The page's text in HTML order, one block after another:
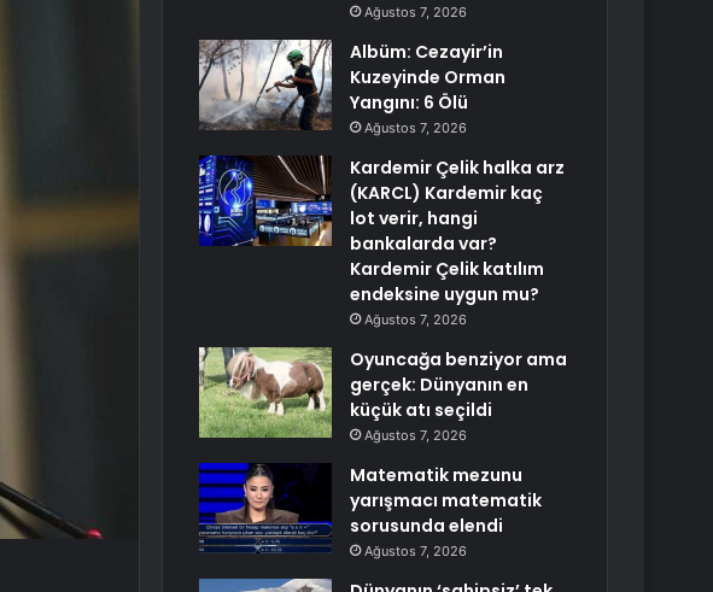
Ağustos 7, 2026
Albüm: Cezayir’in
Kuzeyinde Orman
Yangını: 6 Ölü
Ağustos 7, 2026
Kardemir Çelik halka arz
(KARCL) Kardemir kaç
lot verir, hangi
bankalarda var?
Kardemir Çelik katılım
endeksine uygun mu?
Ağustos 7, 2026
Oyuncağa benziyor ama
gerçek: Dünyanın en
küçük atı seçildi
Ağustos 7, 2026
Matematik mezunu
yarışmacı matematik
sorusunda elendi
Ağustos 7, 2026